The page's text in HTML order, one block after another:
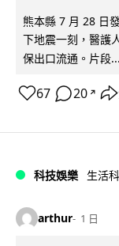
熊本縣 7 月 28 日
下地震一刻，醫護
保出口流通。片段...
67 20 ↗
科技娛樂 生活
arthur 1 日